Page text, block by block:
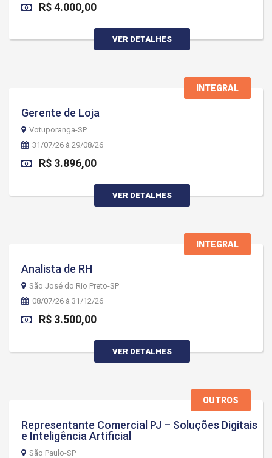
R$ 4.000,00
VER DETALHES
INTEGRAL
Gerente de Loja
Votuporanga-SP
31/07/26 à 29/08/26
R$ 3.896,00
VER DETALHES
INTEGRAL
Analista de RH
São José do Rio Preto-SP
08/07/26 à 31/12/26
R$ 3.500,00
VER DETALHES
OUTROS
Representante Comercial PJ – Soluções Digitais
e Inteligência Artificial
São Paulo-SP